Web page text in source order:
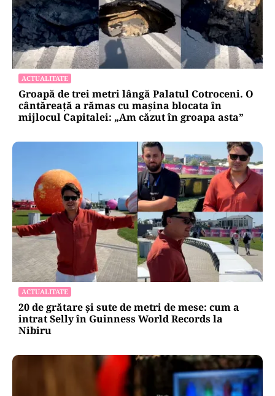
ACTUALITATE
Groapă de trei metri lângă Palatul Cotroceni. O
cântăreață a rămas cu mașina blocata în
mijlocul Capitalei: „Am căzut în groapa asta”
ACTUALITATE
20 de grătare și sute de metri de mese: cum a
intrat Selly în Guinness World Records la
Nibiru